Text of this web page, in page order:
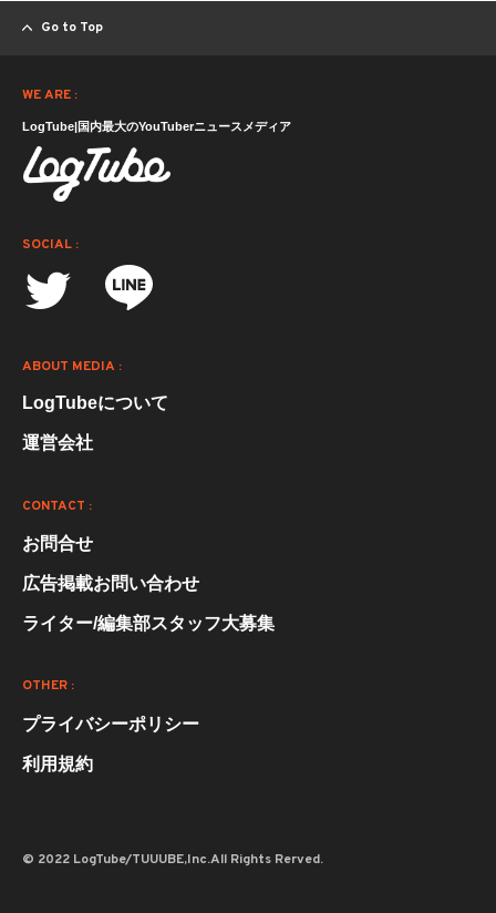
Go to Top
WE ARE :
LogTube|国内最大のYouTuberニュースメディア
SOCIAL :
ABOUT MEDIA :
LogTubeについて
運営会社
CONTACT :
お問合せ
広告掲載お問い合わせ
ライター/編集部スタッフ大募集
OTHER :
プライバシーポリシー
利用規約
© 2022 LogTube/TUUUBE,Inc.All Rights Rerved.